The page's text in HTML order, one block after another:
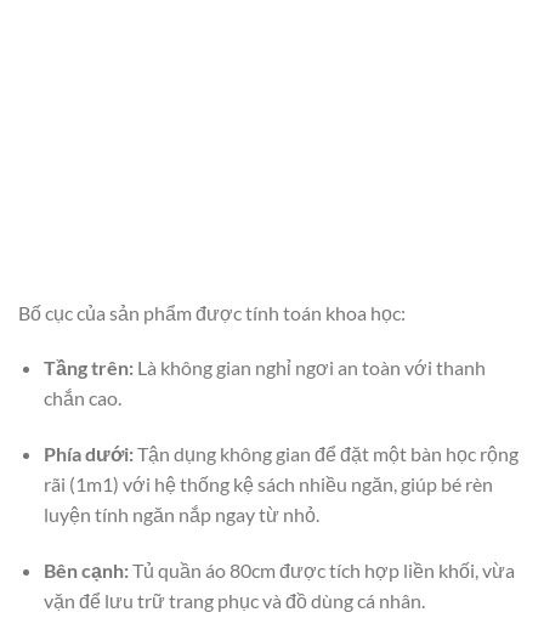
Bố cục của sản phẩm được tính toán khoa học:
Tầng trên:Là không gian nghỉ ngơi an toàn với thanh
chắn cao.
Phía dưới:Tận dụng không gian để đặt một bàn học rộng
rãi (1m1) với hệ thống kệ sách nhiều ngăn, giúp bé rèn
luyện tính ngăn nắp ngay từ nhỏ.
Bên cạnh:Tủ quần áo 80cm được tích hợp liền khối, vừa
vặn để lưu trữ trang phục và đồ dùng cá nhân.